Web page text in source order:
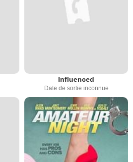
Influenced
Date de sortie inconnue